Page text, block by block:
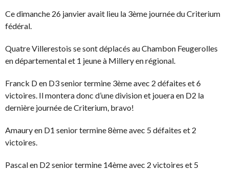
Ce dimanche 26 janvier avait lieu la 3ème journée du Criterium
fédéral.
Quatre Villerestois se sont déplacés au Chambon Feugerolles
en départemental et 1 jeune à Millery en régional.
Franck D en D3 senior termine 3ème avec 2 défaites et 6
victoires. Il montera donc d’une division et jouera en D2 la
dernière journée de Criterium, bravo!
Amaury en D1 senior termine 8ème avec 5 défaites et 2
victoires.
Pascal en D2 senior termine 14ème avec 2 victoires et 5